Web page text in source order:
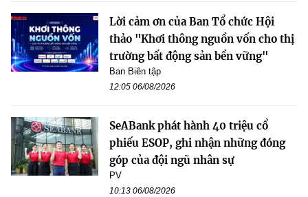
Lời cảm ơn của Ban Tổ chức Hội
thảo "Khơi thông nguồn vốn cho thị
trường bất động sản bền vững"
Ban Biên tập
12:05 06/08/2026
SeABank phát hành 40 triệu cổ
phiếu ESOP, ghi nhận những đóng
góp của đội ngũ nhân sự
PV
10:13 06/08/2026